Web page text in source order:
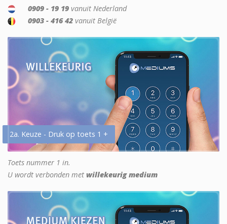
0909 - 19 19 vanuit Nederland
0903 - 416 42 vanuit België
2a. Keuze - Druk op toets 1 +
Toets nummer 1 in.
U wordt verbonden met willekeurig medium